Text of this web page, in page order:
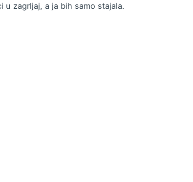
zagrljaj, a ja bih samo stajala.